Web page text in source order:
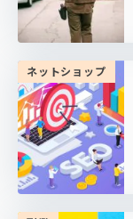
ネットショップ